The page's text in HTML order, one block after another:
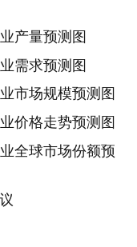
产量预测图
需求预测图
市场规模预测图
价格走势预测图
全球市场份额预